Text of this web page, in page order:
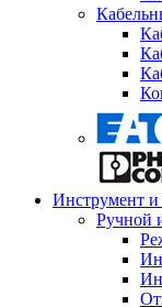
Инструмент
Ручной